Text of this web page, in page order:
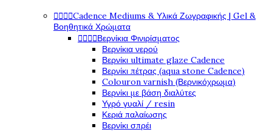
   Cadence Mediums & Υλικά Ζωγραφικής | Gel &
Βοηθητικά Χρώματα
   Βερνίκια Φινιρίσματος
Βερνίκια νερού
Βερνίκι ultimate glaze Cadence
Βερνίκι πέτρας (aqua stone Cadence)
Colouron varnish (Βερνικόχρωμα)
Βερνίκι με βάση διαλύτες
Υγρό γυαλί / resin
Κεριά παλαίωσης
Βερνίκι σπρέι